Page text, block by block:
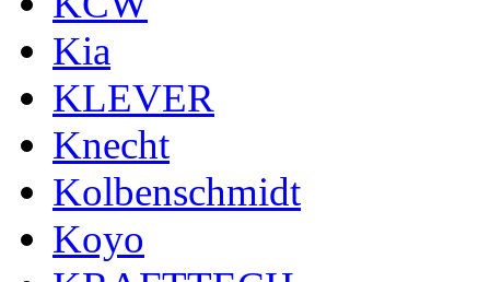
Kia
KLEVER
Knecht
Kolbenschmidt
Koyo